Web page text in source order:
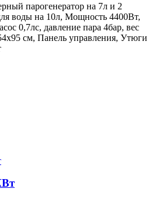
парогенератор на 7л и 2
воды на 10л, Мощность 4400Вт,
0,7лс, давление пара 4бар, вес
см, Панель управления, Утюги